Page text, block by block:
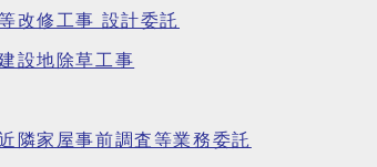
改修工事 設計委託
設地除草工事
隣家屋事前調査等業務委託